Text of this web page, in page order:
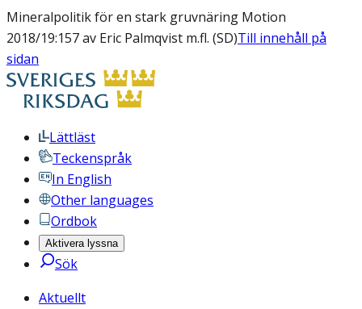
Mineralpolitik för en stark gruvnäring Motion
2018/19:157 av Eric Palmqvist m.fl. (SD)Till innehåll på
sidan
Lättläst
Teckenspråk
In English
Other languages
Ordbok
Aktivera lyssna
Sök
Aktuellt